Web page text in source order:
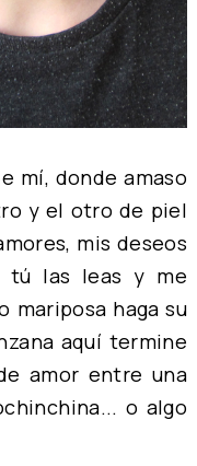
mí, donde amaso
y el otro de piel
mis deseos
tú las leas y me
mariposa haga su
aquí termine
amor entre una
o algo